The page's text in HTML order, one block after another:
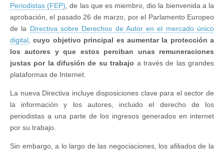
Periodistas (FEP), de las que es miembro, dio la bienvenida a la
aprobación, el pasado 26 de marzo, por el Parlamento Europeo
de la Directiva sobre Derechos de Autor en el mercado único
digital,cuyo objetivo principal es aumentar la protección a
los autores y que estos perciban unas remuneraciones
justas por la difusión de su trabajo a través de las grandes
plataformas de Internet.
La nueva Directiva incluye disposiciones clave para el sector de
la información y los autores, incluido el derecho de los
periodistas a una parte de los ingresos generados en internet
por su trabajo.
Sin embargo, a lo largo de las negociaciones, los afiliados de la